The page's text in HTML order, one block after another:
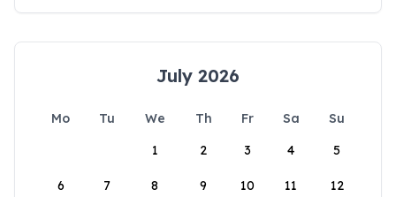
July 2026
Mo Tu We Th Fr Sa
Su
1
2 3 4 5
6 7 8 9 10 11 12